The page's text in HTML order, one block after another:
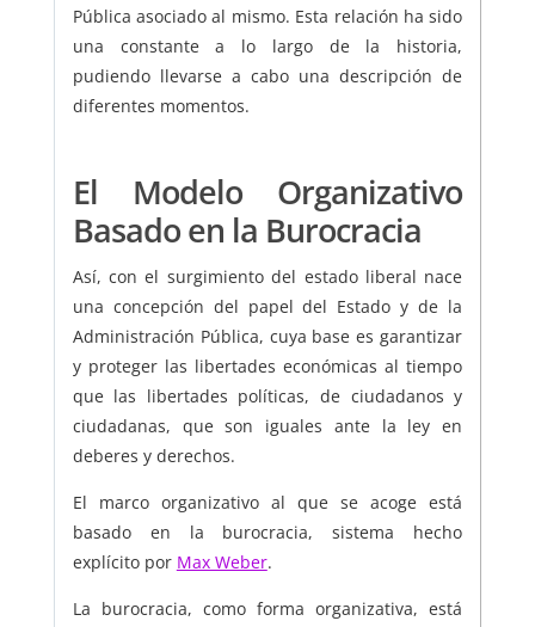
Pública asociado al mismo. Esta relación ha sido
una constante a lo largo de la historia,
pudiendo llevarse a cabo una descripción de
diferentes momentos.
El Modelo Organizativo
Basado en la Burocracia
Así, con el surgimiento del estado liberal nace
una concepción del papel del Estado y de la
Administración Pública, cuya base es garantizar
y proteger las libertades económicas al tiempo
que las libertades políticas, de ciudadanos y
ciudadanas, que son iguales ante la ley en
deberes y derechos.
El marco organizativo al que se acoge está
basado en la burocracia, sistema hecho
explícito por Max Weber.
La burocracia, como forma organizativa, está